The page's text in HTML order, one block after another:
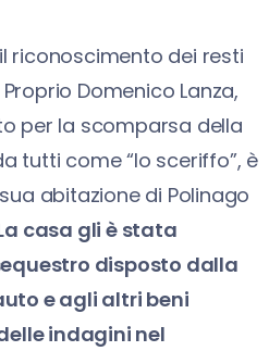
riconoscimento dei resti
Domenico Lanza,
per la scomparsa della
tutti come “lo sceriffo”, è
abitazione di Polinago
casa gli è stata
disposto dalla
e agli altri beni
indagini nel